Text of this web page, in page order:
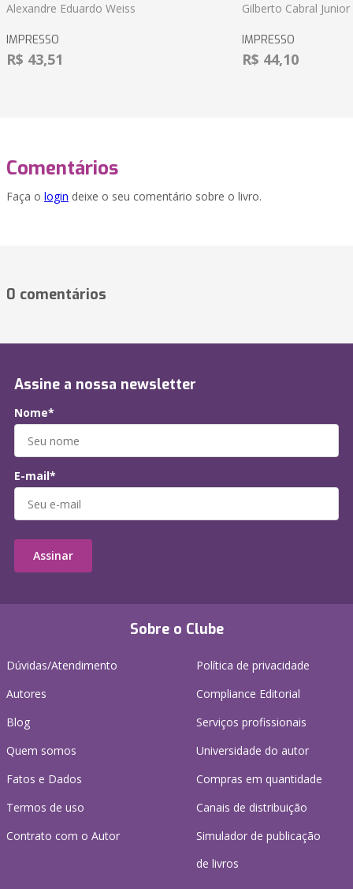
Alexandre Eduardo Weiss
IMPRESSO
R$ 43,51
Gilberto Cabral Junior
IMPRESSO
R$ 44,10
Comentários
Faça o login deixe o seu comentário sobre o livro.
0 comentários
Sobre o Clube
Dúvidas/Atendimento
Autores
Blog
Quem somos
Fatos e Dados
Termos de uso
Contrato com o Autor
Política de privacidade
Compliance Editorial
Serviços profissionais
Universidade do autor
Compras em quantidade
Canais de distribuição
Simulador de publicação
de livros
Assine a nossa newsletter
Nome*
E-mail*
Assinar